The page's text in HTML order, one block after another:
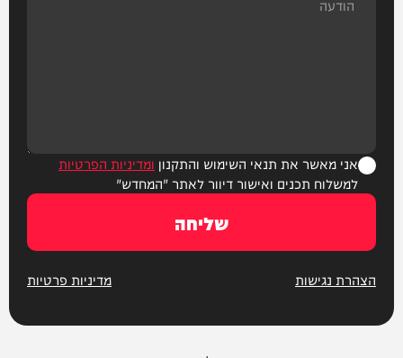
אני מאשר את תנאי השימוש והתקנון ומדיניות הפרטיות
למשלוח תכנים ואישור דיוור לאתר "המחדש"
שליחה
הצהרת נגישות מדיניות פרטיות